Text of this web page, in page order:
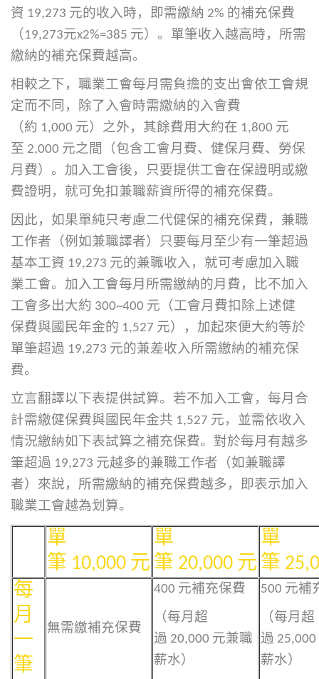
資 19,273 元的收入時，即需繳納 2% 的補充保費
（19,273元x2%=385 元）。單筆收入越高時，所需
繳納的補充保費越高。
相較之下，職業工會每月需負擔的支出會依工會規
定而不同，除了入會時需繳納的入會費
（約 1,000 元）之外，其餘費用大約在 1,800 元
至 2,000 元之間（包含工會月費、健保月費、勞保
月費）。加入工會後，只要提供工會在保證明或繳
費證明，就可免扣兼職薪資所得的補充保費。
因此，如果單純只考慮二代健保的補充保費，兼職
工作者（例如兼職譯者）只要每月至少有一筆超過
基本工資 19,273 元的兼職收入，就可考慮加入職
業工會。加入工會每月所需繳納的月費，比不加入
工會多出大約 300~400 元（工會月費扣除上述健
保費與國民年金的 1,527 元），加起來便大約等於
單筆超過 19,273 元的兼差收入所需繳納的補充保
費。
立言翻譯以下表提供試算。若不加入工會，每月合
計需繳健保費與國民年金共 1,527 元，並需依收入
情況繳納如下表試算之補充保費。對於每月有越多
筆超過 19,273 元越多的兼職工作者（如兼職譯
者）來說，所需繳納的補充保費越多，即表示加入
職業工會越為划算。
單
筆 10,000 元
單
筆 20,000 元
單
筆
每
月
一
筆
無需繳補充保費
400 元補充保費
（每月超
過 20,000 元兼職
薪水）
500 元補
（每月超
過
薪水）